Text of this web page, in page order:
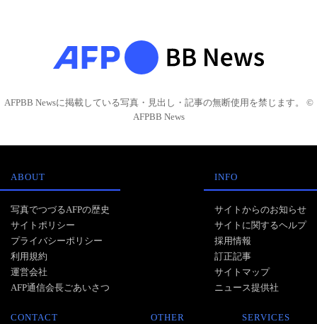
AFPBB Newsに掲載している写真・見出し・記事の無断使用を禁じます。 ©
AFPBB News
ABOUT
写真でつづるAFPの歴史
サイトポリシー
プライバシーポリシー
利用規約
運営会社
AFP通信会長ごあいさつ
INFO
サイトからのお知らせ
サイトに関するヘルプ
採用情報
訂正記事
サイトマップ
ニュース提供社
CONTACT OTHER SERVICES